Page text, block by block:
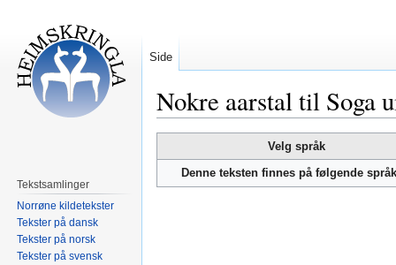
Nokre aarstal til Soga
til
navigering
til
Velg språk
Denne teksten finnes på følgende
Side
Tekstsamlinger
Norrøne kildetekster
Tekster på dansk
Tekster på norsk
Tekster på svensk